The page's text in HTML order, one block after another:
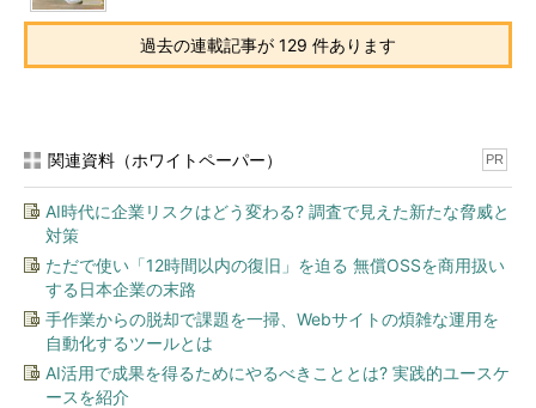
過去の連載記事が 129 件あります
関連資料（ホワイトペーパー） PR
AI時代に企業リスクはどう変わる? 調査で見えた新たな脅威と
対策
ただで使い「12時間以内の復旧」を迫る 無償OSSを商用扱い
する日本企業の末路
手作業からの脱却で課題を一掃、Webサイトの煩雑な運用を
自動化するツールとは
AI活用で成果を得るためにやるべきこととは? 実践的ユースケ
ースを紹介